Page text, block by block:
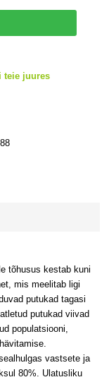
teie juures
tõhusus kestab kuni
mis meelitab ligi
putukad tagasi
putukad viivad
populatsiooni,
vastsete ja
80%. Ulatusliku